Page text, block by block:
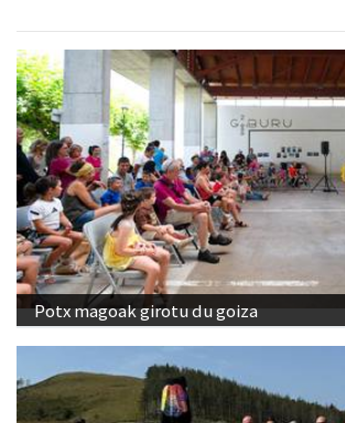
Potx magoak girotu du goiza